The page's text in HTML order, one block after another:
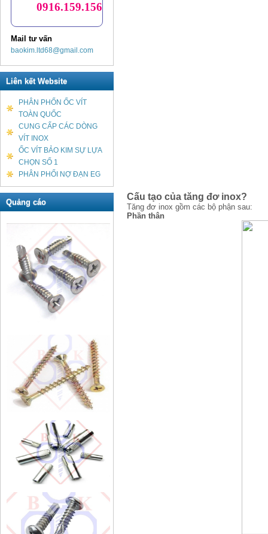
Cấu tạo của tăng đơ inox?
Tăng đơ inox gồm các bộ phận sau:
Phần thân
0916.159.156
Mail tư vấn
baokim.ltd68@gmail.com
Liên kết Website
PHÂN PHỐN ỐC VÍT
TOÀN QUỐC
CUNG CẤP CÁC DÒNG
VÍT INOX
ỐC VÍT BẢO KIM SỰ LỰA
CHỌN SỐ 1
PHÂN PHỐI NỢ ĐẠN EG
Quảng cáo